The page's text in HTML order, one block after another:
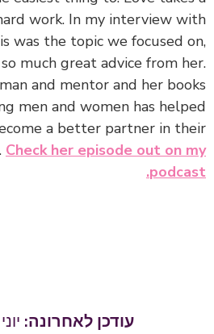
work. In my interview with
was the topic we focused on,
much great advice from her.
and mentor and her books
men and women has helped
a better partner in their
Check her episode out on my
podcast.
יוני 10, 2025